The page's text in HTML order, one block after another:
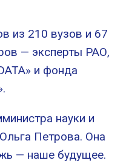
из 210 вузов и 67
— эксперты РАО,
и фонда
науки и
Петрова. Она
— наше будущее.